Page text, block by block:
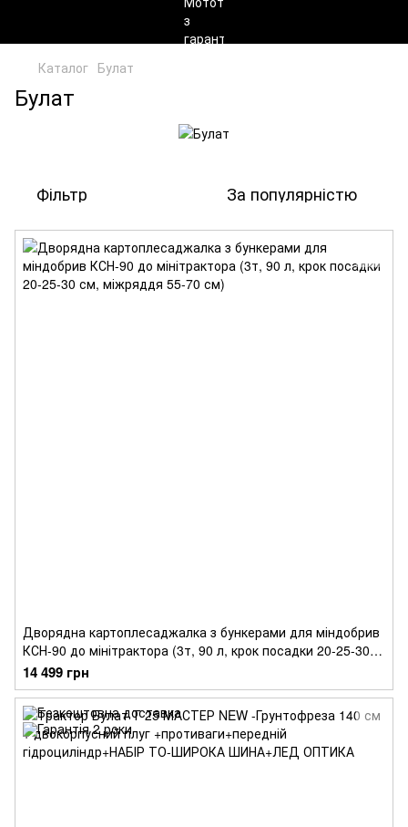
Каталог Булат
Булат
Фільтр За популярністю
Дворядна картоплесаджалка з бункерами для міндобрив
КСН-90 до мінітрактора (3т, 90 л, крок посадки 20-25-30
см, міжряддя 55-70 см)
14 499 грн